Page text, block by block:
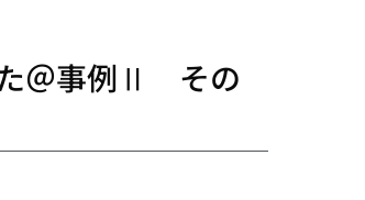
た＠事例Ⅱ その